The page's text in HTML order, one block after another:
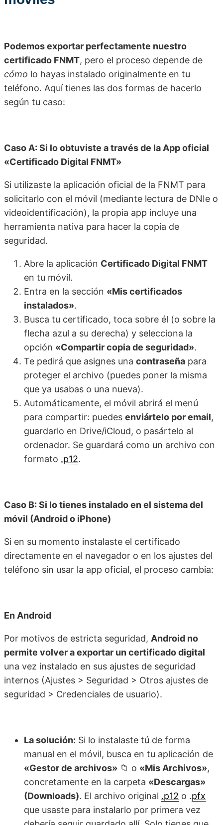
Podemos exportar perfectamente nuestro
certificado FNMT, pero el proceso depende de
cómo lo hayas instalado originalmente en tu
teléfono. Aquí tienes las dos formas de hacerlo
según tu caso:
Caso A: Si lo obtuviste a través de la App oficial
«Certificado Digital FNMT»
Si utilizaste la aplicación oficial de la FNMT para
solicitarlo con el móvil (mediante lectura de DNIe o
videoidentificación), la propia app incluye una
herramienta nativa para hacer la copia de
seguridad.
Abre la aplicación Certificado Digital FNMT
en tu móvil.
Entra en la sección «Mis certificados
instalados».
Busca tu certificado, toca sobre él (o sobre la
flecha azul a su derecha) y selecciona la
opción «Compartir copia de seguridad».
Te pedirá que asignes una contraseña para
proteger el archivo (puedes poner la misma
que ya usabas o una nueva).
Automáticamente, el móvil abrirá el menú
para compartir: puedes enviártelo por email,
guardarlo en Drive/iCloud, o pasártelo al
ordenador. Se guardará como un archivo con
formato .p12.
Caso B: Si lo tienes instalado en el sistema del
móvil (Android o iPhone)
Si en su momento instalaste el certificado
directamente en el navegador o en los ajustes del
teléfono sin usar la app oficial, el proceso cambia:
En Android
Por motivos de estricta seguridad, Android no
permite volver a exportar un certificado digital
una vez instalado en sus ajustes de seguridad
internos (Ajustes > Seguridad > Otros ajustes de
seguridad > Credenciales de usuario).
La solución: Si lo instalaste tú de forma
manual en el móvil, busca en tu aplicación de
«Gestor de archivos» 📁 o «Mis Archivos»,
concretamente en la carpeta «Descargas»
(Downloads). El archivo original .p12 o .pfx
que usaste para instalarlo por primera vez